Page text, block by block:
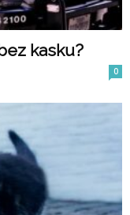
kasku?
0